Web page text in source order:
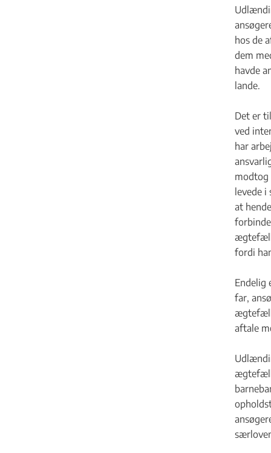
hos de
dem
havde
lande.
Det er
ved
har
modtog
levede
at
fordi
Endelig
far,
aftale